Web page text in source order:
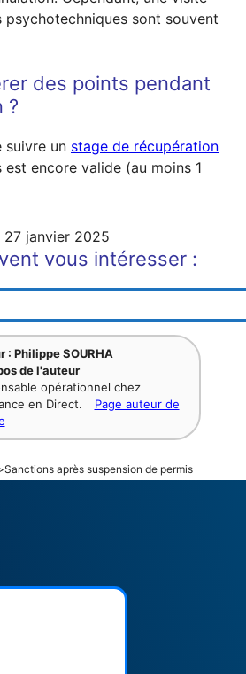
sont souvent
des points pendant
?
suivre un stage de récupération
est encore valide (au moins 1
27 janvier 2025
vous intéresser :
: Philippe SOURHA
de l'auteur
opérationnel chez
en Direct.
Page auteur de
Sanctions après suspension de permis